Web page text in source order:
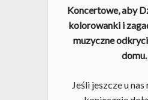
Koncertowe, aby
kolorowanki i
muzyczne
domu.
Jeśli jeszcze u